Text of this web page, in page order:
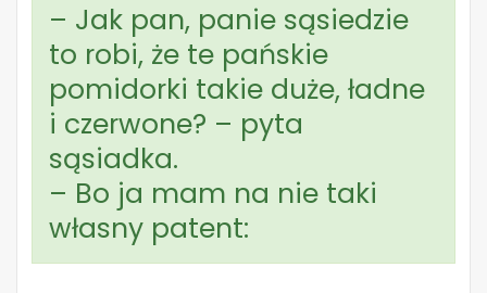
– Jak pan, panie sąsiedzie
to robi, że te pańskie
pomidorki takie duże, ładne
i czerwone? – pyta
sąsiadka.
– Bo ja mam na nie taki
własny patent: